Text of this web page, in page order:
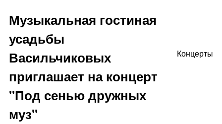
Музыкальная гостиная
усадьбы
Васильчиковых
приглашает на концерт
"Под сенью дружных
муз"
Концерты